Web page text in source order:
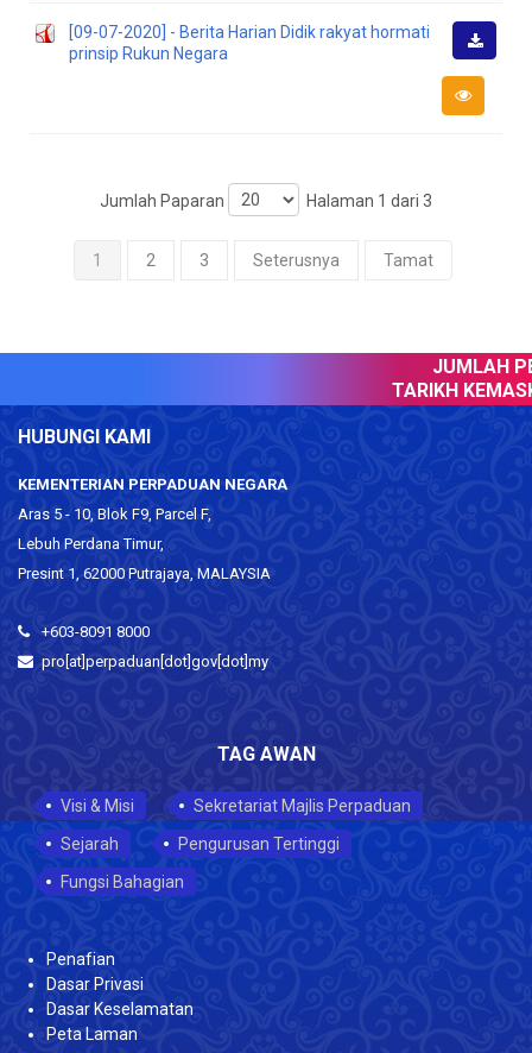
[09-07-2020] - Berita Harian Didik rakyat hormati
prinsip Rukun Negara
Turun
Jumlah Paparan Halaman 1 dari 3
1 2 3 Seterusnya Tamat
JUMLAH
TARIKH
HUBUNGI KAMI
KEMENTERIAN PERPADUAN NEGARA
Aras 5 - 10, Blok F9, Parcel F,
Lebuh Perdana Timur,
Presint 1, 62000 Putrajaya, MALAYSIA
+603-8091 8000
pro[at]perpaduan[dot]gov[dot]my
TAG AWAN
Visi & Misi
Sekretariat Majlis Perpaduan
Sejarah
Pengurusan Tertinggi
Fungsi Bahagian
Penafian
Dasar Privasi
Dasar Keselamatan
Peta Laman